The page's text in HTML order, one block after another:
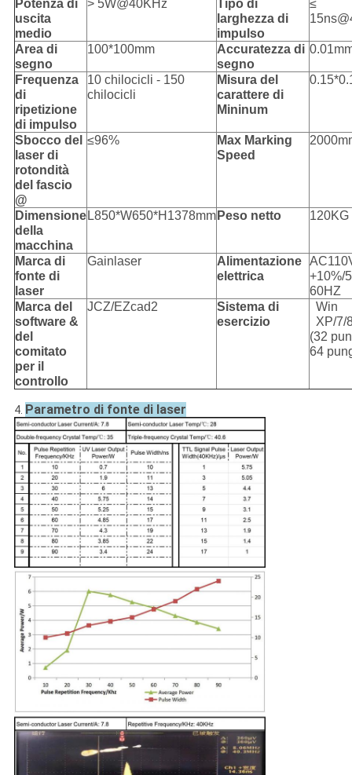
Potenza di
uscita
medio
> 5W@40KHz
Tipo di
larghezza di
impulso
≤
Area di
segno
100*100mm
Accuratezza di
segno
Frequenza
di
ripetizione
di impulso
10 chilocicli - 150
chilocicli
Misura del
carattere di
Mininum
Sbocco del
laser di
rotondità
del fascio
@
≤96%
Max Marking
Speed
Dimensione
della
macchina
L850*W650*H1378mm Peso netto 120KG
Marca di
fonte di
laser
Gainlaser
Alimentazione
elettrica
+10%/
60HZ
Marca del
software &
del
comitato
per il
controllo
JCZ/EZcad2
Sistema di
esercizio
Win
XP/7/
(32
64
4. Parametro di fonte di laser